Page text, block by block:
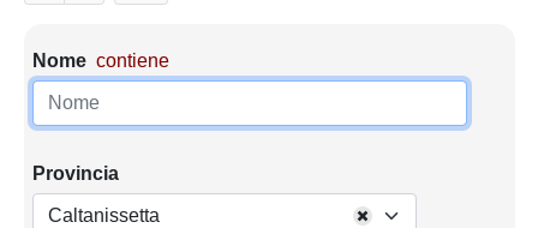
Nome contiene
Provincia
Caltanissetta